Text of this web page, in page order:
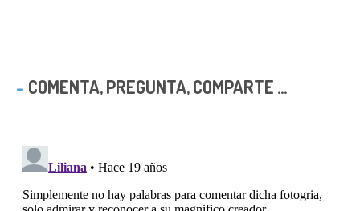
COMENTA, PREGUNTA, COMPARTE ...